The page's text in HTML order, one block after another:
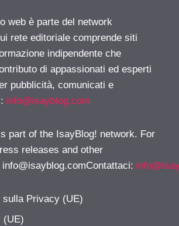
web è parte del network
rete editoriale comprende siti
indipendente che
di appassionati ed esperti
pubblicità, comunicati e
info@isayblog.com
part of the IsayBlog! network. For
releases and other
info@isayblog.comContattaci:
sulla Privacy (UE)
(UE)